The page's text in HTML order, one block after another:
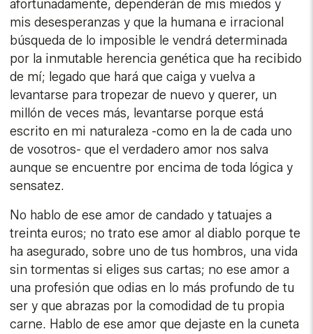
afortunadamente, dependerán de mis miedos y
mis desesperanzas y que la humana e irracional
búsqueda de lo imposible le vendrá determinada
por la inmutable herencia genética que ha recibido
de mí; legado que hará que caiga y vuelva a
levantarse para tropezar de nuevo y querer, un
millón de veces más, levantarse porque está
escrito en mi naturaleza -como en la de cada uno
de vosotros- que el verdadero amor nos salva
aunque se encuentre por encima de toda lógica y
sensatez.
No hablo de ese amor de candado y tatuajes a
treinta euros; no trato ese amor al diablo porque te
ha asegurado, sobre uno de tus hombros, una vida
sin tormentas si eliges sus cartas; no ese amor a
una profesión que odias en lo más profundo de tu
ser y que abrazas por la comodidad de tu propia
carne. Hablo de ese amor que dejaste en la cuneta